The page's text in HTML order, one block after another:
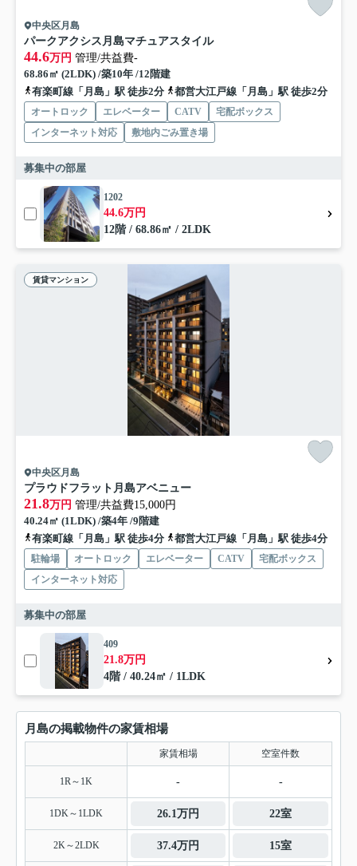
中央区月島
パークアクシス月島マチュアスタイル
44.6万円 管理/共益費-
68.86㎡ (2LDK) /築10年 /12階建
有楽町線「月島」駅 徒歩2分
都営大江戸線「月島」駅 徒歩2分
オートロック エレベーター CATV
宅配ボックス
インターネット対応
敷地内ごみ置き場
募集中の部屋
1202
44.6万円
12階 / 68.86㎡ / 2LDK
賃貸マンション
中央区月島
プラウドフラット月島アベニュー
21.8万円 管理/共益費15,000円
40.24㎡ (1LDK) /築4年 /9階建
有楽町線「月島」駅 徒歩4分
都営大江戸線「月島」駅 徒歩4分
駐輪場 オートロック エレベーター CATV
宅配ボックス
インターネット対応
募集中の部屋
409
21.8万円
4階 / 40.24㎡ / 1LDK
月島の掲載物件の家賃相場
家賃相場 空室件数
1R～1K - -
1DK～1LDK 26.1万円 22室
2K～2LDK 37.4万円 15室